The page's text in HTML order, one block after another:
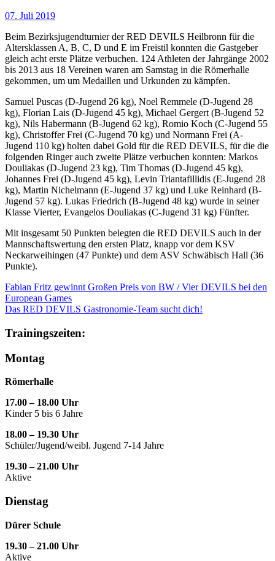
07. Juli 2019
Beim Bezirksjugendturnier der RED DEVILS Heilbronn für die
Altersklassen A, B, C, D und E im Freistil konnten die Gastgeber
gleich acht erste Plätze verbuchen. 124 Athleten der Jahrgänge 2002
bis 2013 aus 18 Vereinen waren am Samstag in die Römerhalle
gekommen, um um Medaillen und Urkunden zu kämpfen.
Samuel Puscas (D-Jugend 26 kg), Noel Remmele (D-Jugend 28
kg), Florian Lais (D-Jugend 45 kg), Michael Gergert (B-Jugend 52
kg), Nils Habermann (B-Jugend 62 kg), Romio Koch (C-Jugend 55
kg), Christoffer Frei (C-Jugend 70 kg) und Normann Frei (A-
Jugend 110 kg) holten dabei Gold für die RED DEVILS, für die die
folgenden Ringer auch zweite Plätze verbuchen konnten: Markos
Douliakas (D-Jugend 23 kg), Tim Thomas (D-Jugend 45 kg),
Johannes Frei (D-Jugend 45 kg), Levin Triantafillidis (E-Jugend 28
kg), Martin Nichelmann (E-Jugend 37 kg) und Luke Reinhard (B-
Jugend 57 kg). Lukas Friedrich (B-Jugend 48 kg) wurde in seiner
Klasse Vierter, Evangelos Douliakas (C-Jugend 31 kg) Fünfter.
Mit insgesamt 50 Punkten belegten die RED DEVILS auch in der
Mannschaftswertung den ersten Platz, knapp vor dem KSV
Neckarweihingen (47 Punkte) und dem ASV Schwäbisch Hall (36
Punkte).
Fabian Fritz gewinnt Großen Preis von BW / Vier DEVILS bei den
European Games
Das RED DEVILS Gastronomie-Team sucht dich!
Trainingszeiten:
Montag
Römerhalle
17.00 – 18.00 Uhr
Kinder 5 bis 6 Jahre
18.00 – 19.30 Uhr
Schüler/Jugend/weibl. Jugend 7-14 Jahre
19.30 – 21.00 Uhr
Aktive
Dienstag
Dürer Schule
19.30 – 21.00 Uhr
Aktive